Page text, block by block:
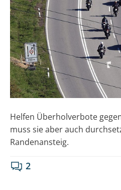
Helfen Überholverbote
muss sie aber auch
Randenansteig.
2